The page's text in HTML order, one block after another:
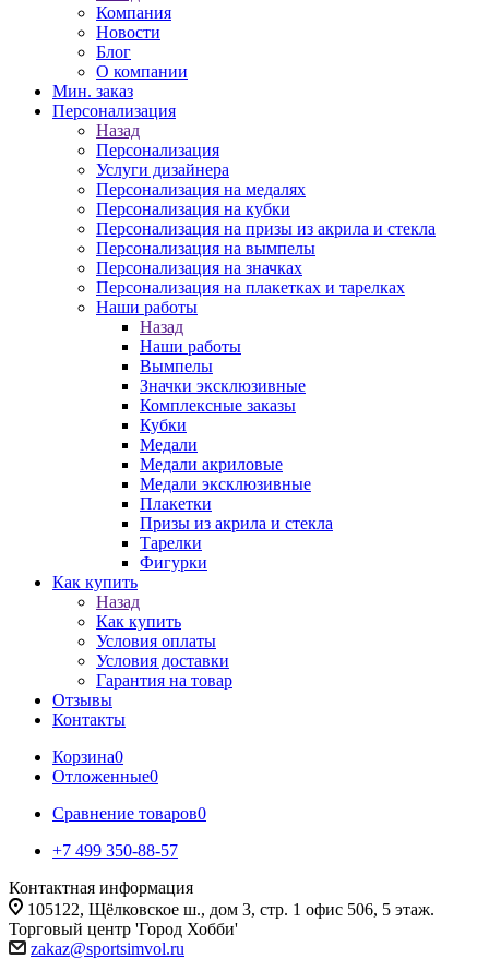
Компания
Новости
Блог
О компании
Мин. заказ
Персонализация
Назад
Персонализация
Услуги дизайнера
Персонализация на медалях
Персонализация на кубки
Персонализация на призы из акрила и стекла
Персонализация на вымпелы
Персонализация на значках
Персонализация на плакетках и тарелках
Наши работы
Назад
Наши работы
Вымпелы
Значки эксклюзивные
Комплексные заказы
Кубки
Медали
Медали акриловые
Медали эксклюзивные
Плакетки
Призы из акрила и стекла
Тарелки
Фигурки
Как купить
Назад
Как купить
Условия оплаты
Условия доставки
Гарантия на товар
Отзывы
Контакты
Корзина0
Отложенные0
Сравнение товаров0
+7 499 350-88-57
Контактная информация
105122, Щёлковское ш., дом 3, стр. 1 офис 506, 5 этаж.
Торговый центр 'Город Хобби'
zakaz@sportsimvol.ru